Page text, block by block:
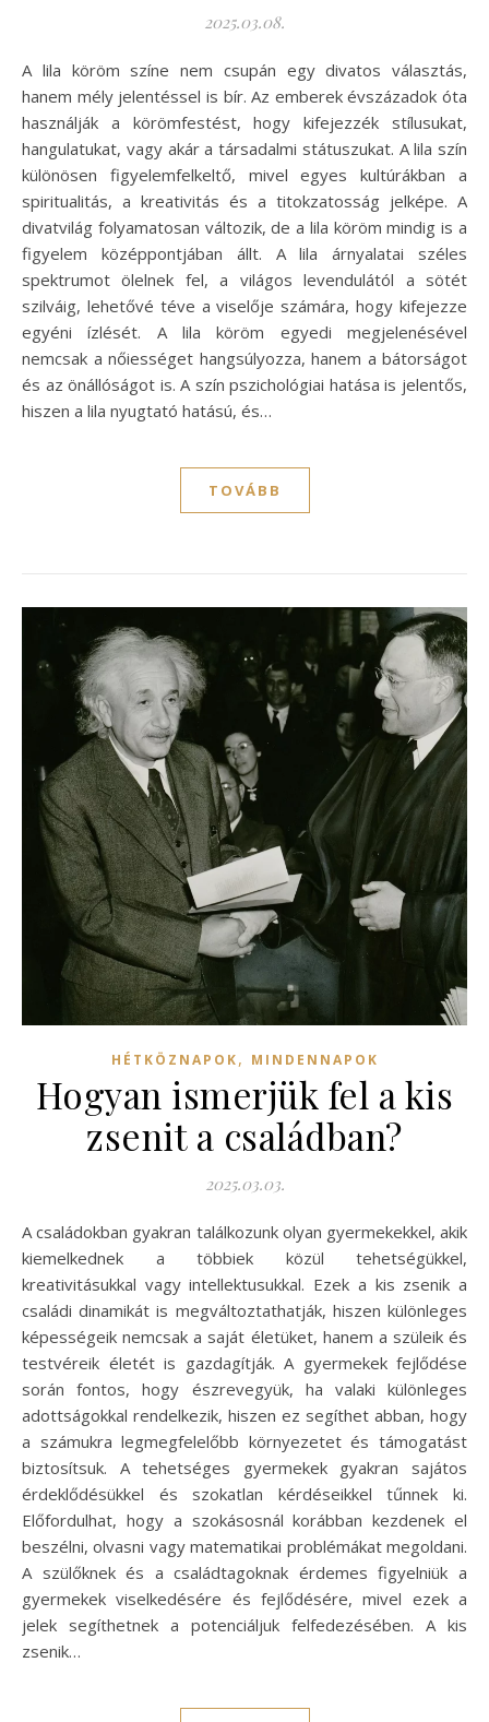
2025.03.08.
A lila köröm színe nem csupán egy divatos választás,
hanem mély jelentéssel is bír. Az emberek évszázadok óta
használják a körömfestést, hogy kifejezzék stílusukat,
hangulatukat, vagy akár a társadalmi státuszukat. A lila szín
különösen figyelemfelkeltő, mivel egyes kultúrákban a
spiritualitás, a kreativitás és a titokzatosság jelképe. A
divatvilág folyamatosan változik, de a lila köröm mindig is a
figyelem középpontjában állt. A lila árnyalatai széles
spektrumot ölelnek fel, a világos levendulától a sötét
szilváig, lehetővé téve a viselője számára, hogy kifejezze
egyéni ízlését. A lila köröm egyedi megjelenésével
nemcsak a nőiességet hangsúlyozza, hanem a bátorságot
és az önállóságot is. A szín pszichológiai hatása is jelentős,
hiszen a lila nyugtató hatású, és…
TOVÁBB
HÉTKÖZNAPOK, MINDENNAPOK
Hogyan ismerjük fel a kis
zsenit a családban?
2025.03.03.
A családokban gyakran találkozunk olyan gyermekekkel, akik
kiemelkednek a többiek közül tehetségükkel,
kreativitásukkal vagy intellektusukkal. Ezek a kis zsenik a
családi dinamikát is megváltoztathatják, hiszen különleges
képességeik nemcsak a saját életüket, hanem a szüleik és
testvéreik életét is gazdagítják. A gyermekek fejlődése
során fontos, hogy észrevegyük, ha valaki különleges
adottságokkal rendelkezik, hiszen ez segíthet abban, hogy
a számukra legmegfelelőbb környezetet és támogatást
biztosítsuk. A tehetséges gyermekek gyakran sajátos
érdeklődésükkel és szokatlan kérdéseikkel tűnnek ki.
Előfordulhat, hogy a szokásosnál korábban kezdenek el
beszélni, olvasni vagy matematikai problémákat megoldani.
A szülőknek és a családtagoknak érdemes figyelniük a
gyermekek viselkedésére és fejlődésére, mivel ezek a
jelek segíthetnek a potenciáljuk felfedezésében. A kis
zsenik…